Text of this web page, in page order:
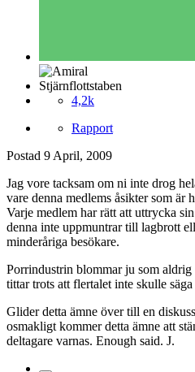
Stjärnflottstaben
4,2k
Rapport
Postad 9 April, 2009
Jag vore tacksam om ni inte drog
vare denna medlems åsikter som är
Varje medlem har rätt att uttrycka
denna inte uppmuntrar till lagbrott
minderåriga besökare.
Porrindustrin blommar ju som
tittar trots att flertalet inte skulle
Glider detta ämne över till en
osmakligt kommer detta ämne att
deltagare varnas. Enough said. J.